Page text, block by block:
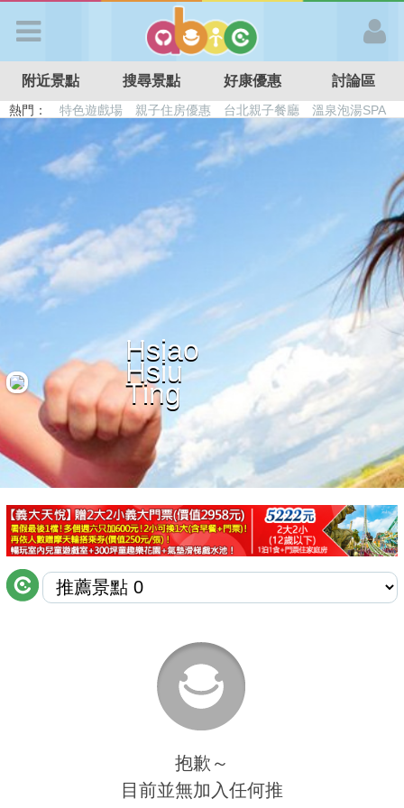
APP登入
首 頁
搜尋景點
好康優惠
最新留言
商家合作
推薦景點
討論區
聯絡我們
附近景點 搜尋景點 好康優惠 討論區
熱門： 特色遊戲場 親子住房優惠 台北親子餐廳
溫泉泡湯SPA
溜滑梯民宿
觀光工廠 日本親子景點
Hsiao
Hsiu
Ting
抱歉～
目前並無加入任何推